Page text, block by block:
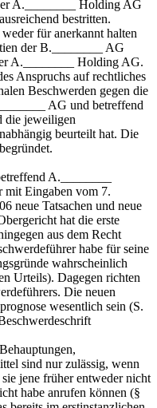
A.________ Holding AG
bestritten.
für anerkannt halten
der B.________ AG
A.________ Holding AG.
Anspruchs auf rechtliches
Beschwerden gegen die
AG und betreffend
die jeweiligen
beurteilt hat. Die
A.________
mit Eingaben vom 7.
neue Tatsachen und neue
hat die erste
aus dem Recht
habe für seine
wahrscheinlich
Urteils). Dagegen richten
Die neuen
wesentlich sein (S.
sind nur zulässig, wenn
jene früher entweder nicht
habe anrufen können (§